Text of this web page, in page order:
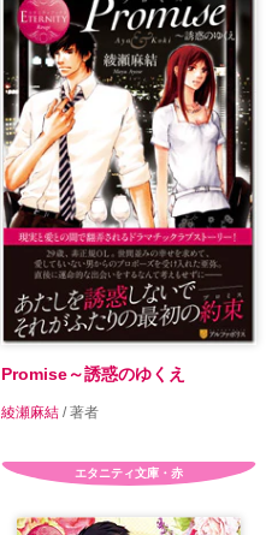
Promise～誘惑のゆくえ
綾瀬麻結 / 著者
エタニティ文庫・赤